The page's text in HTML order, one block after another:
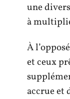
une
à
À
et ceux
accrue et